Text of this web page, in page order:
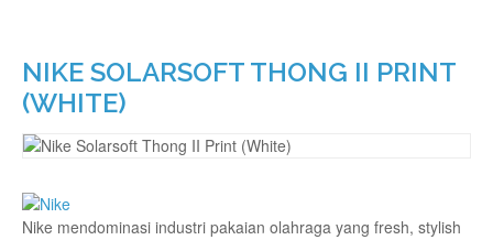
Menu
NIKE SOLARSOFT THONG II PRINT
(WHITE)
Nike mendominasi industri pakaian olahraga yang fresh, stylish